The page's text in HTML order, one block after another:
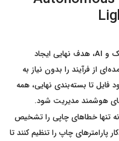
با پیشرفت رباتیک و AI، هدف نهایی ایجاد
از فرآیند را بدون نیاز به
فایل تا بسته‌بندی نهایی، همه
هوشمند مدیریت شود.
سیستم‌های AI نه تنها خطاهای چاپی را تشخیص
چاپ را تنظیم کنند تا